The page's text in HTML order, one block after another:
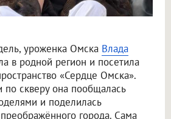
уроженка Омска Влада
в родной регион и посетила
«Сердце Омска».
по скверу она пообщалась
и поделилась
города. Сама